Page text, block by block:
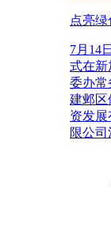
点亮
7月14
式在新
委办常
建邺区
资发
限公